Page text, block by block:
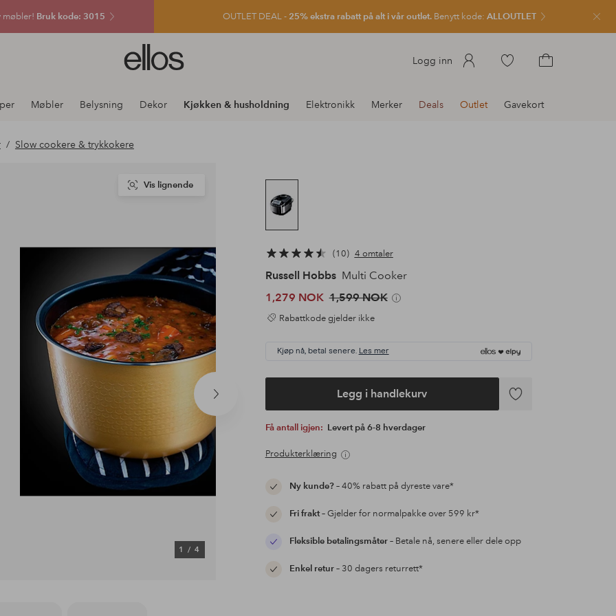
møbler! Bruk kode: 3015 OUTLET DEAL - 25% ekstra rabatt på alt i vår outlet. Benytt kode: ALLOUTLET Lukk
Ellos
logo
Logg inn
Gå
produkterhandlekurven
Møbler Belysning Dekor Kjøkken & husholdning Elektronikk Merker Deals Outlet Gavekort
Slow cookere & trykkokere
Neste
1/ 4
Vis lignende
10 4 omtaler
Russell Hobbs Multi Cooker
1,279 NOK 1,599 NOK
Rabattkode gjelder ikke
Kjøp nå, betal senere. Les mer
Legg i handlekurv
Legg
Få antall igjen: Levert på 6-8 hverdager
Produkterklæring
Ny kunde?– 40% rabatt på dyreste vare*
Fri frakt– Gjelder for normalpakke over 599 kr*
Fleksible betalingsmåter– Betale nå, senere eller dele opp
Enkel retur– 30 dagers returrett*